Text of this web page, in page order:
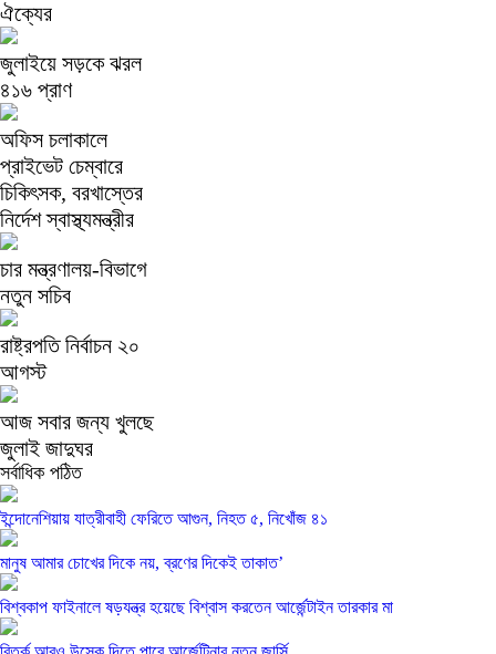
ঐক্যের
জুলাইয়ে সড়কে ঝরল
৪১৬ প্রাণ
অফিস চলাকালে
প্রাইভেট চেম্বারে
চিকিৎসক, বরখাস্তের
নির্দেশ স্বাস্থ্যমন্ত্রীর
চার মন্ত্রণালয়-বিভাগে
নতুন সচিব
রাষ্ট্রপতি নির্বাচন ২০
আগস্ট
আজ সবার জন্য খুলছে
জুলাই জাদুঘর
সর্বাধিক পঠিত
ইন্দোনেশিয়ায় যাত্রীবাহী ফেরিতে আগুন, নিহত ৫, নিখোঁজ ৪১
মানুষ আমার চোখের দিকে নয়, ব্রণের দিকেই তাকাত’
বিশ্বকাপ ফাইনালে ষড়যন্ত্র হয়েছে বিশ্বাস করতেন আর্জেন্টাইন তারকার মা